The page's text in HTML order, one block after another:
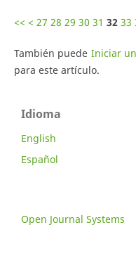
<< < 27 28 29 30 31 32 33
También puede Iniciar
para este artículo.
Idioma
English
Español
Open Journal Systems